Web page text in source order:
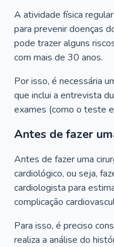
A atividade física
para prevenir doenças
pode trazer alguns
com mais de 30 anos.
Por isso, é necessária
que inclui a entrevista
exames (como o teste
Antes de fazer
Antes de fazer uma
cardiológico, ou seja,
cardiologista para
complicação
Para isso, é preciso
realiza a análise do